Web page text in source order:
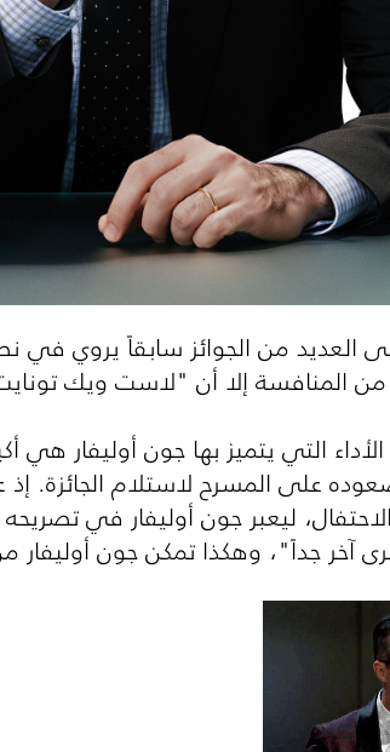
العديد من الجوائز سابقاً يروي في
من المنافسة إلا أن "لاست ويك
الأداء التي يتميز بها جون أوليفار
على المسرح لاستلام الجائزة.
ليعبر جون أوليفار في
آخر جداً"، وهكذا تمكن جون